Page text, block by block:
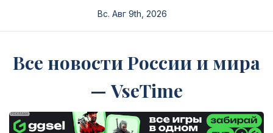
Вс. Авг 9th, 2026
Все новости России и мира
— VseTime